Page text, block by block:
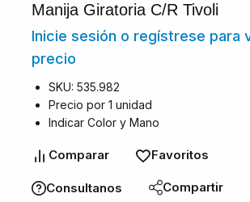
Manija Giratoria C/R Tivoli
Inicie sesión o regístrese para
precio
SKU: 535.982
Precio por 1 unidad
Indicar Color y Mano
Comparar Favoritos
Consultanos Compartir